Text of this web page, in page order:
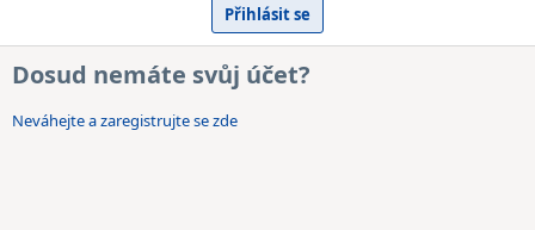
Dosud nemáte svůj účet?
Neváhejte a zaregistrujte se zde